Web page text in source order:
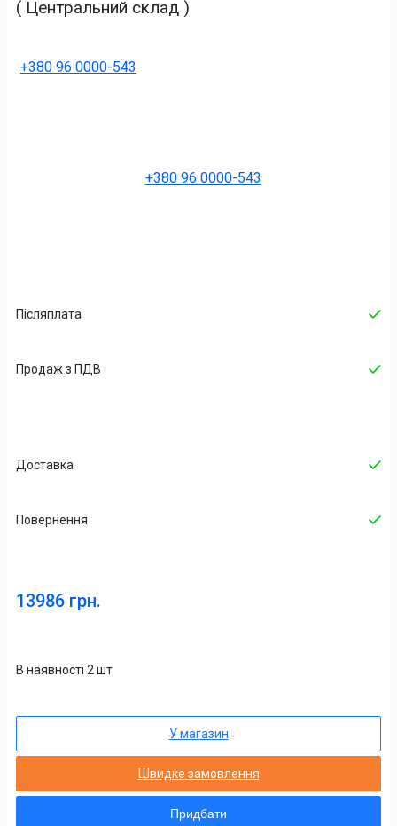
( Центральний склад )
+380 96 0000-543
+380 96 0000-543
Післяплата
Продаж з ПДВ
Доставка
Повернення
13986 грн.
В наявності 2 шт
У магазин
Швидке замовлення
Придбати